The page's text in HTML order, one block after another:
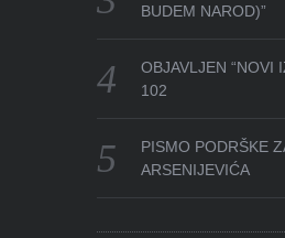
BUDEM NAROD)”
OBJAVLJEN “NOVI
102
PISMO PODRŠKE
ARSENIJEVIĆA